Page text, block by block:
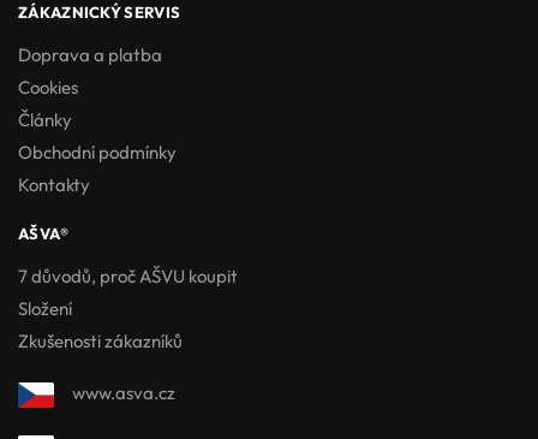
ZÁKAZNICKÝ SERVIS
Doprava a platba
Cookies
Články
Obchodní podmínky
Kontakty
AŠVA®
7 důvodů, proč AŠVU koupit
Složení
Zkušenosti zákazníků
www.asva.cz